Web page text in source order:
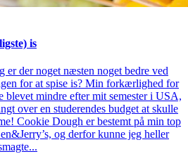
is
er der noget næsten noget bedre ved
for at spise is? Min forkærlighed for
blevet mindre efter mit semester i USA,
over en studerendes budget at skulle
Cookie Dough er bestemt på min top
og derfor kunne jeg heller